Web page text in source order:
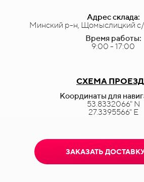
Адрес склада:
Минский р-н, Щомыслицкий
Время работы:
9:00 - 17:00
СХЕМА
Координаты для
53.8332066" N
27.3395566" E
ЗАКАЗАТЬ